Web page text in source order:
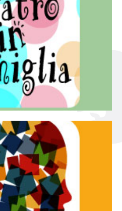
in famiglia
rassegna di teatro concepita
del teatro all’intera
una rassegna di teatro
e sperimentale.